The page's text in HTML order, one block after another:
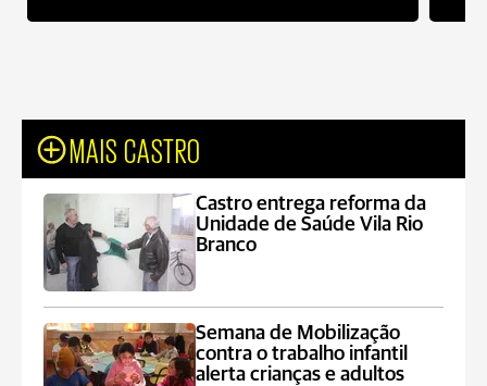
MAIS CASTRO
Castro entrega reforma da
Unidade de Saúde Vila Rio
Branco
Semana de Mobilização
contra o trabalho infantil
alerta crianças e adultos